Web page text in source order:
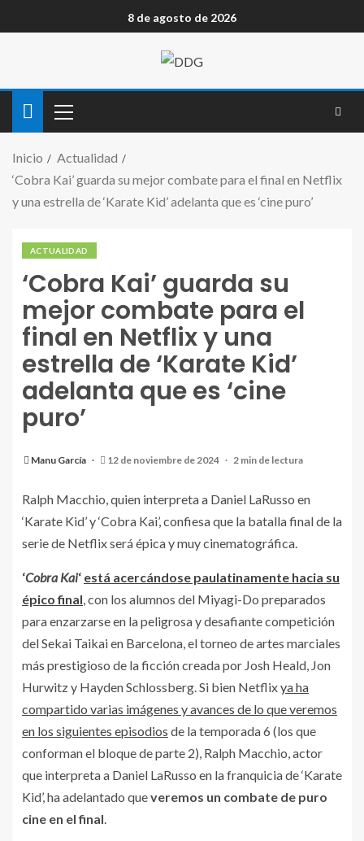
8 de agosto de 2026
Inicio
Actualidad
‘Cobra Kai’ guarda su mejor combate para el final en Netflix
y una estrella de ‘Karate Kid’ adelanta que es ‘cine puro’
ACTUALIDAD
‘Cobra Kai’ guarda su
mejor combate para el
final en Netflix y una
estrella de ‘Karate Kid’
adelanta que es ‘cine
puro’
Manu García 12 de noviembre de 2024 2 min de lectura
Ralph Macchio, quien interpreta a Daniel LaRusso en
‘Karate Kid’ y ‘Cobra Kai’, confiesa que la batalla final de la
serie de Netflix será épica y muy cinematográfica.
‘Cobra Kai‘ está acercándose paulatinamente hacia su
épico final, con los alumnos del Miyagi-Do preparados
para enzarzarse en la peligrosa y desafiante competición
del Sekai Taikai en Barcelona, el torneo de artes marciales
más prestigioso de la ficción creada por Josh Heald, Jon
Hurwitz y Hayden Schlossberg. Si bien Netflixya ha
compartido varias imágenes y avances de lo que veremos
en los siguientes episodios de la temporada 6 (los que
conforman el bloque de parte 2), Ralph Macchio, actor
que interpreta a Daniel LaRusso en la franquicia de ‘Karate
Kid’, ha adelantado queveremos un combate de puro
cine en el final.